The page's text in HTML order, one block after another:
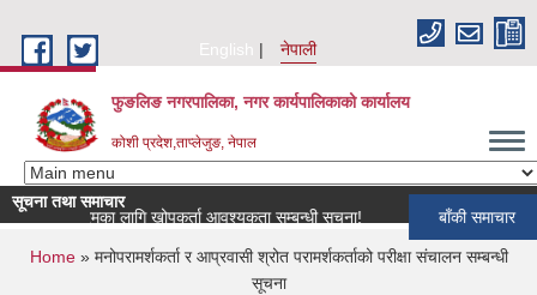
English
नेपाली
फुङलिङ नगरपालिका, नगर कार्यपालिकाको कार्यालय
कोशी प्रदेश,ताप्लेजुङ, नेपाल
सूचना तथा समाचार
लागि खोपकर्ता आवश्यकता सम्बन्धी सूचना!
बाँकी समाचार
You are here
Home» मनोपरामर्शकर्ता र आप्रवासी श्रोत परामर्शकर्ताको परीक्षा संचालन सम्बन्धी
सूचना